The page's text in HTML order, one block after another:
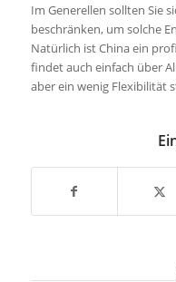
Im Generellen sollten Sie
beschränken, um solche
Natürlich ist China ein
findet auch einfach über
aber ein wenig Flexibilität